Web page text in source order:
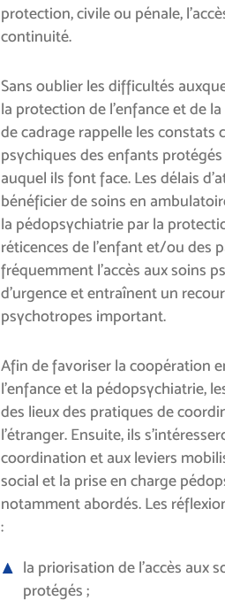
protection, civile ou pénale,
continuité.
Sans oublier les difficultés
la protection de l’enfance et de
de cadrage rappelle les constats
psychiques des enfants
auquel ils font face. Les délais
bénéficier de soins en
la pédopsychiatrie par la
réticences de l’enfant et/ou des
fréquemment l’accès aux soins
d’urgence et entraînent un
psychotropes important.
Afin de favoriser la coopération
l’enfance et la pédopsychiatrie,
des lieux des pratiques de
l’étranger. Ensuite, ils
coordination et aux leviers
social et la prise en charge
notamment abordés. Les
:
la priorisation de l’accès aux
protégés ;